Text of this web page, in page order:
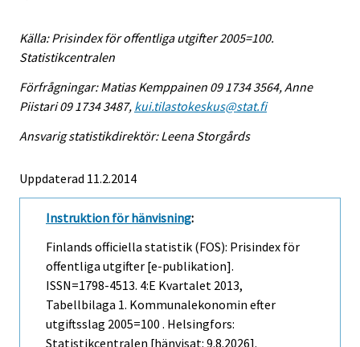
Källa: Prisindex för offentliga utgifter 2005=100.
Statistikcentralen
Förfrågningar: Matias Kemppainen 09 1734 3564, Anne
Piistari 09 1734 3487, kui.tilastokeskus@stat.fi
Ansvarig statistikdirektör: Leena Storgårds
Uppdaterad 11.2.2014
Instruktion för hänvisning:
Finlands officiella statistik (FOS): Prisindex för
offentliga utgifter [e-publikation].
ISSN=1798-4513. 4:e Kvartalet 2013,
Tabellbilaga 1. Kommunalekonomin efter
utgiftsslag 2005=100 . Helsingfors:
Statistikcentralen [hänvisat: 9.8.2026].